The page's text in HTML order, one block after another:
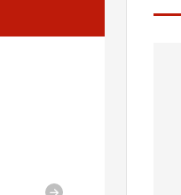
